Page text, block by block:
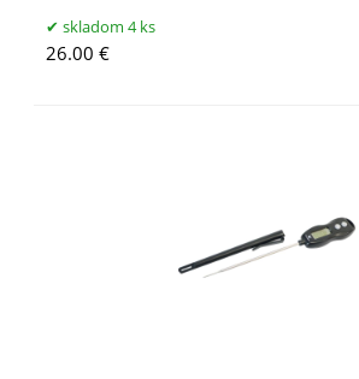
skladom 4 ks
26.00 €